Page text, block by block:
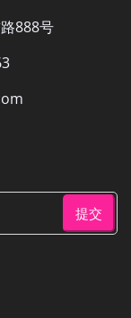
888号
提交